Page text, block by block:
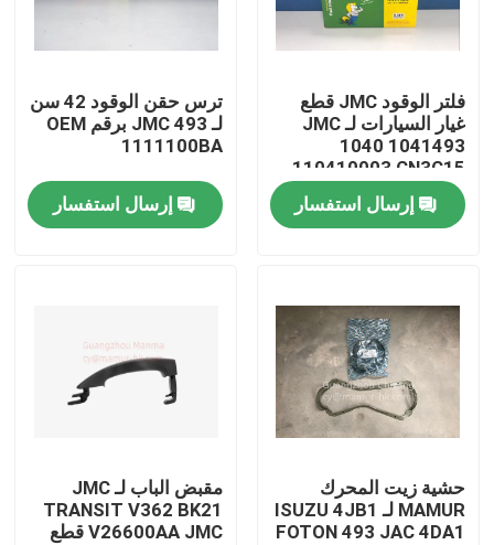
بيت
معلومات عنا
جولة في المعمل
رقابة جودة
فلتر الوقود JMC قطع
غيار السيارات لـ JMC
1040 1041493
110410003 CN3C15
9B328BA
إرسال استفسار
ترس حقن الوقود 42 سن
لـ JMC 493 برقم OEM
1111100BA
إرسال استفسار
حشية زيت المحرك
MAMUR لـ ISUZU 4JB1
FOTON 493 JAC 4DA1
مقبض الباب لـ JMC
TRANSIT V362 BK21
V26600AA JMC قطع